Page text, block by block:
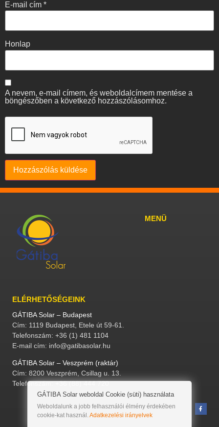
E-mail cím *
Honlap
A nevem, e-mail címem, és weboldalcímem mentése a
böngészőben a következő hozzászólásomhoz.
MENÜ
ELÉRHETŐSÉGEINK
GÁTIBA Solar – Budapest
Cím: 1119 Budapest, Etele út 59-61.
Telefonszám: +36 (1) 481 1104
E-mail cím: info@gatibasolar.hu
GÁTIBA Solar – Veszprém (raktár)
Cím: 8200 Veszprém, Csillag u. 13.
Telefonszám: +36 (88) 444 720
GÁTIBA Solar weboldal Cookie (süti) használata
Weboldalunk a jobb felhasználói élmény érdekében
cookie-kat használ.Adatkezelési irányelvek